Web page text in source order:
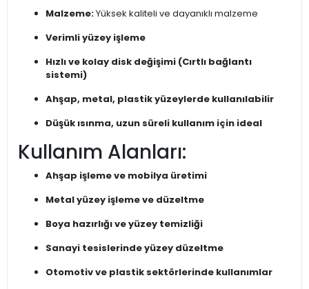
Malzeme:Yüksek kaliteli ve dayanıklı malzeme
Verimli yüzey işleme
Hızlı ve kolay disk değişimi (Cırtlı bağlantı
sistemi)
Ahşap, metal, plastik yüzeylerde kullanılabilir
Düşük ısınma, uzun süreli kullanım için ideal
Kullanım Alanları:
Ahşap işleme ve mobilya üretimi
Metal yüzey işleme ve düzeltme
Boya hazırlığı ve yüzey temizliği
Sanayi tesislerinde yüzey düzeltme
Otomotiv ve plastik sektörlerinde kullanımlar